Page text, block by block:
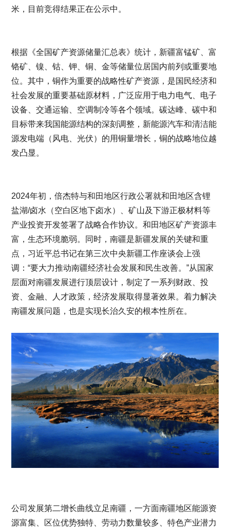
米，目前竞得结果正在公示中。
根据《全国矿产资源储量汇总表》统计，新疆富锰矿、富
铬矿、镍、钴、钾、铜、金等储量位居国内前列或重要地
位。其中，铜作为重要的战略性矿产资源，是国民经济和
社会发展的重要基础原材料，广泛应用于电力电气、电子
设备、交通运输、空调制冷等各个领域。碳达峰、碳中和
目标带来我国能源结构的深刻调整，新能源汽车和清洁能
源发电端（风电、光伏）的用铜量增长，铜的战略地位越
发凸显。
2024年初，倍杰特与和田地区行政公署就和田地区含锂
盐湖/卤水（空白区地下卤水）、矿山及下游正极材料等
产业投资开发签署了战略合作协议。和田地区矿产资源丰
富，生态环境脆弱。同时，南疆是新疆发展的关键和重
点，习近平总书记在第三次中央新疆工作座谈会上强
调：“要大力推动南疆经济社会发展和民生改善。”从国家
层面对南疆发展进行顶层设计，制定了一系列财政、投
资、金融、人才政策，经济发展取得显著效果。着力解决
南疆发展问题，也是实现长治久安的根本性所在。
公司发展第二增长曲线立足南疆，一方面南疆地区能源资
源富集、区位优势独特、劳动力数量较多、特色产业潜力